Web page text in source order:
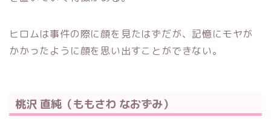
ヒロムは事件の際に顔を見たはずだが、記憶にモヤが
かかったように顔を思い出すことができない。
桃沢 直純（ももさわ なおずみ）